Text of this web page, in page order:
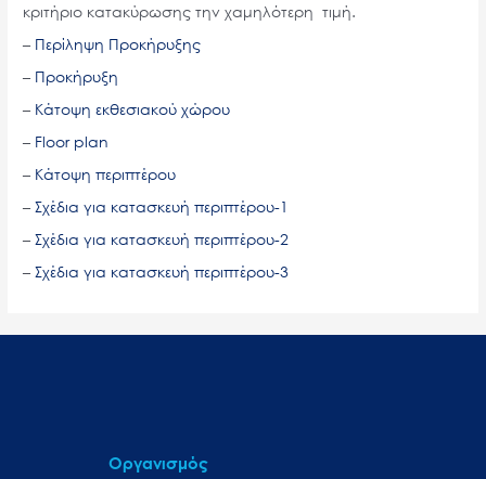
κριτήριο κατακύρωσης την χαμηλότερη τιμή.
– Περίληψη Προκήρυξης
– Προκήρυξη
– Κάτοψη εκθεσιακού χώρου
– Floor plan
– Κάτοψη περιπτέρου
–Σχέδια για κατασκευή περιπτέρου-1
–Σχέδια για κατασκευή περιπτέρου-2
–Σχέδια για κατασκευή περιπτέρου-3
Οργανισμός